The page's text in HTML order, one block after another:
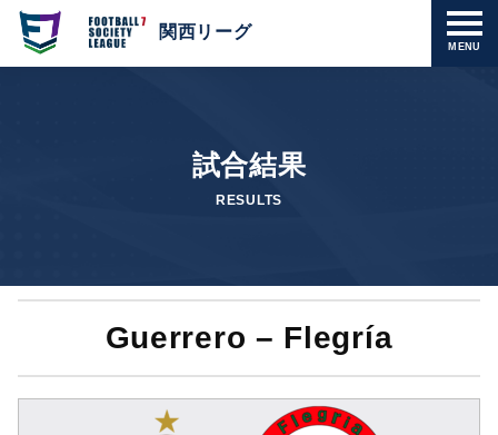
MENU
関西リーグ
試合結果
RESULTS
Guerrero – Flegría